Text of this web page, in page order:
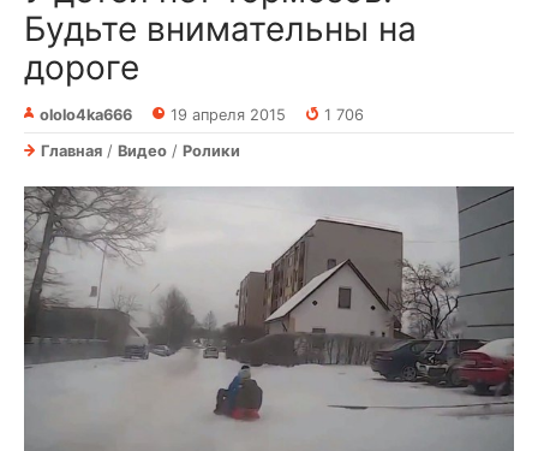
Будьте внимательны на
дороге
ololo4ka666 19 апреля 2015
1 706
Главная / Видео / Ролики